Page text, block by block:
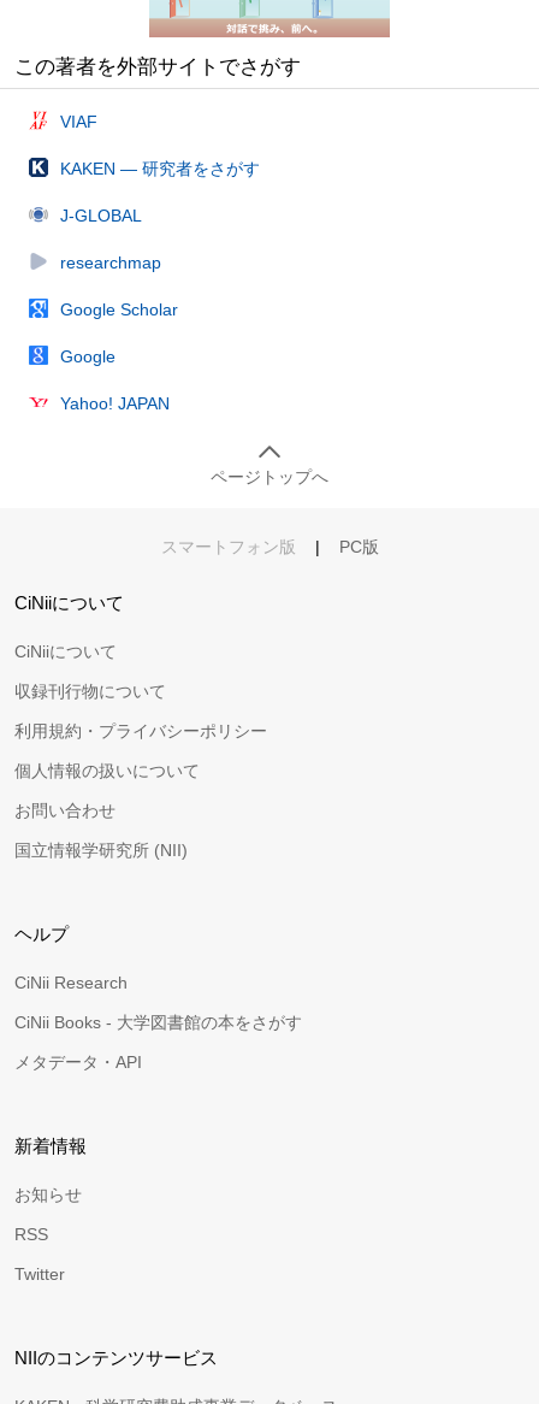
この著者を外部サイトでさがす
VIAF
KAKEN — 研究者をさがす
J-GLOBAL
researchmap
Google Scholar
Google
Yahoo! JAPAN
ページトップへ
スマートフォン版 | PC版
CiNiiについて
CiNiiについて
収録刊行物について
利用規約・プライバシーポリシー
個人情報の扱いについて
お問い合わせ
国立情報学研究所 (NII)
ヘルプ
CiNii Research
CiNii Books - 大学図書館の本をさがす
メタデータ・API
新着情報
お知らせ
RSS
Twitter
NIIのコンテンツサービス